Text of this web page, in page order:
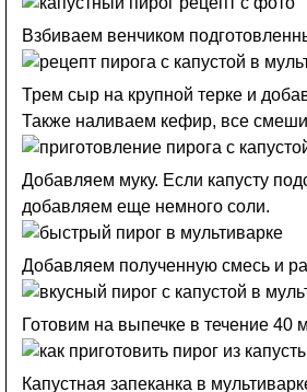
Взбиваем венчиком
Трем сыр на крупной терке и
Также наливаем кефир, все
Добавляем муку. Если капусту
добавляем еще немного соли.
Добавляем полученную смесь и
Готовим на выпечке в течение 40
Капустная запеканка в